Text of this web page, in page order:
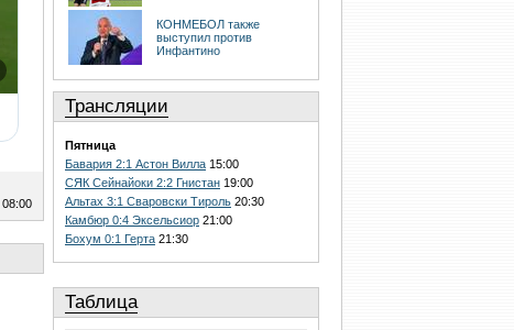
08:00
КОНМЕБОЛ также
выступил против
Инфантино
Трансляции
Пятница
Бавария 2:1 Астон Вилла 15:00
СЯК Сейнайоки 2:2 Гнистан 19:00
Альтах 3:1 Сваровски Тироль 20:30
Камбюр 0:4 Эксельсиор 21:00
Бохум 0:1 Герта 21:30
Таблица